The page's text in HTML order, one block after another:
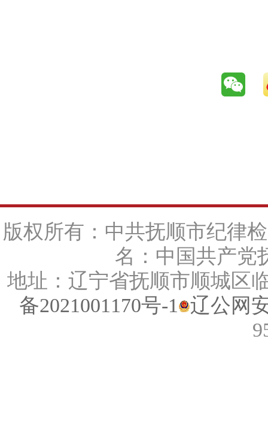
版权所有：中共抚顺市纪律
名：中国共产党
地址：辽宁省抚顺市顺城区
备2021001170号-1
辽公网